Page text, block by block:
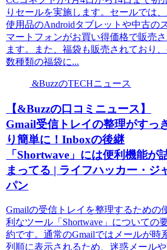
りセールを実施します。セールでは
使用品のAndroidタブレットや中古の
マートフォンがお買い得価格で販売
ます。また、福袋も販売されており
数種類の福袋に...
&BuzzのTECHニュース
【&Buzzの口コミニュース】
Gmail受信トレイの整理がすっ
り簡単に！Inboxの後継
「Shortwave」には便利機能が
まってる | ライフハッカー・ジ
パン
Gmailの受信トレイを整理するための
利なツール「Shortwave」についての
約です。通常のGmailではメールが時
列順に表示されるため、迷惑メール